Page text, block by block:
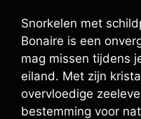
Snorkelen met
Bonaire is een
mag missen tijdens
eiland. Met zijn
overvloedige
bestemming voor